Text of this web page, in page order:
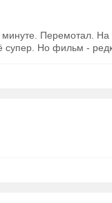
Перемотал. На
супер. Но фильм -